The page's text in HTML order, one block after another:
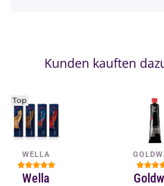
Kunden kauften
Top
WELLA
Wella